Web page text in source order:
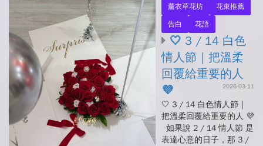
薰衣草花坊
花束推薦
告白
花語
🤍 3 / 14 白色
情人節｜把溫柔
回覆給重要的人
💜
2026-03-11
🤍 3 / 14 白色情人節｜
把溫柔回覆給重要的人 💜
如果說 2 / 14 情人節 是
表達心意的日子，那 3 /